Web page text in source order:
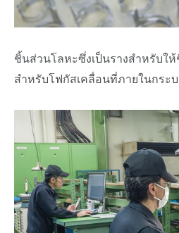
ชิ้นส่วนโลหะซึ่งเป็นรางสำหรับใ
สำหรับโฟกัสเคลื่อนที่ภายในกระ